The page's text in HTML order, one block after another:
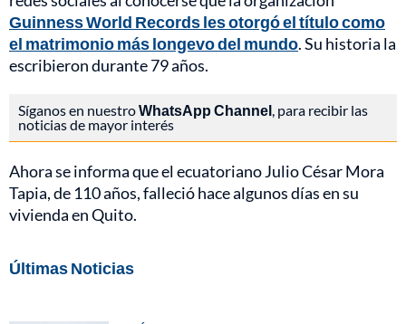
Guinness World Records les otorgó el título como
el matrimonio más longevo del mundo. Su historia la
escribieron durante 79 años.
Síganos en nuestroWhatsApp Channel, para recibir las
noticias de mayor interés
Ahora se informa que el ecuatoriano Julio César Mora
Tapia, de 110 años, falleció hace algunos días en su
vivienda en Quito.
Últimas Noticias